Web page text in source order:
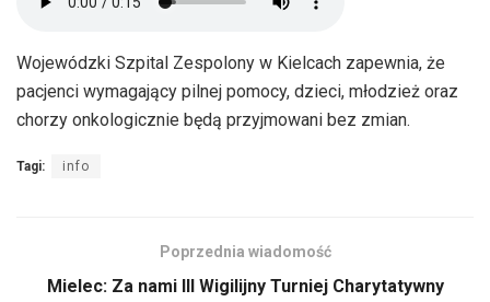
Wojewódzki Szpital Zespolony w Kielcach zapewnia, że
pacjenci wymagający pilnej pomocy, dzieci, młodzież oraz
chorzy onkologicznie będą przyjmowani bez zmian.
Tagi: info
Poprzednia wiadomość
Mielec: Za nami III Wigilijny Turniej Charytatywny